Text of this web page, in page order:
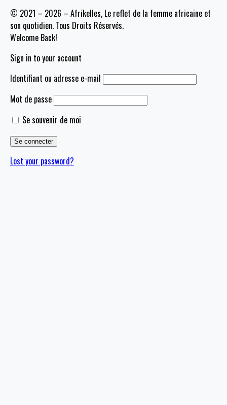
© 2021 – 2026 – Afrikelles, Le reflet de la femme africaine et
son quotidien. Tous Droits Réservés.
Welcome Back!
Sign in to your account
Identifiant ou adresse e-mail
Mot de passe
Se souvenir de moi
Lost your password?